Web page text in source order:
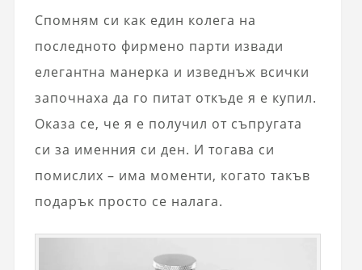
Спомням си как един колега на
последното фирмено парти извади
елегантна манерка и изведнъж всички
започнаха да го питат откъде я е купил.
Оказа се, че я е получил от съпругата
си за именния си ден. И тогава си
помислих – има моменти, когато такъв
подарък просто се налага.